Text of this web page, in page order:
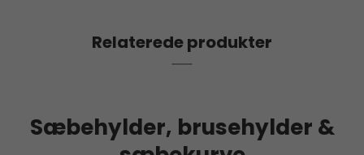
Relaterede produkter
Sæbehylder, brusehylder &